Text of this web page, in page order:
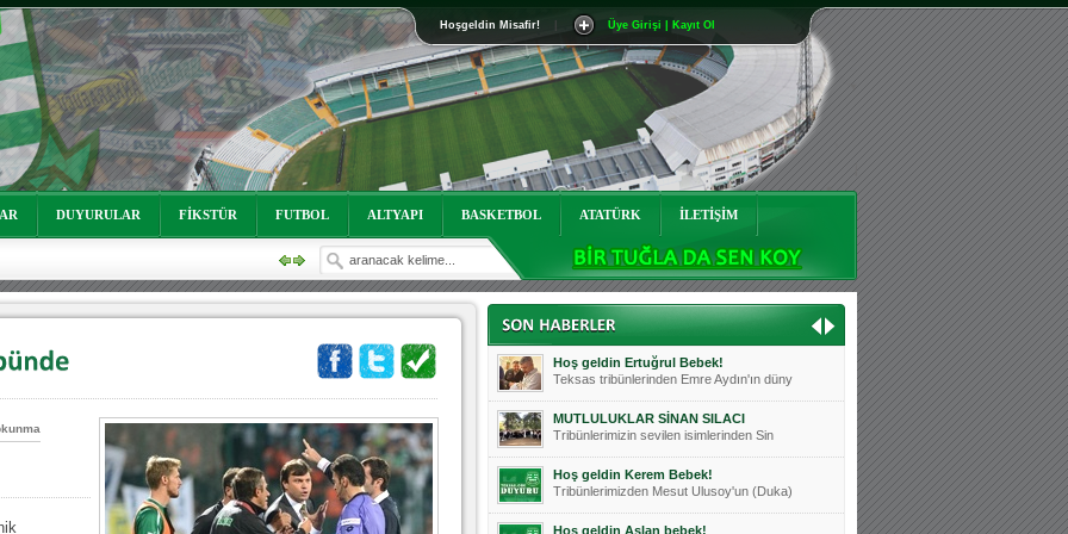
Hoşgeldin Misafir! Üye Girişi | Kayıt Ol
DUYURULAR FİKSTÜR FUTBOL ALTYAPI BASKETBOL ATATÜRK İLETİŞİM
Mutluluklar Ceyhun Tetik
Teksas tribünlerinin sevilen isimlerinde
Bursasporumuzun önü açılsın is
Teksaslı Bursasporlular Derneği Başkanı
Hoş geldin Alaz Bebek!
Teksas.org sistem yöneticisi, ekibimizin
Hoş geldin Göktuğ Bebek!
Teksas.org ekibimizden ve tribünlerimizi
Hoş geldin Kadir Kağan Bebek!
Teksas tribünlerinden Basri İleri'nin dü
Hoş geldin Ertuğrul Bebek!
Teksas tribünlerinden Emre Aydın'ın düny
MUTLULUKLAR SİNAN SILACI
Tribünlerimizin sevilen isimlerinden Sin
Hoş geldin Kerem Bebek!
Tribünlerimizden Mesut Ulusoy'un (Duka)
Hoş geldin Aslan bebek!